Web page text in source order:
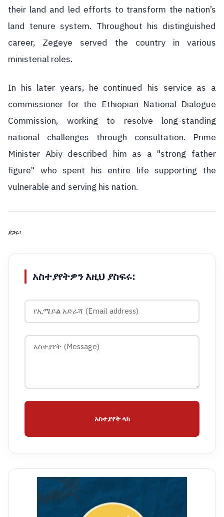
their land and led efforts to transform the nation’s
land tenure system. Throughout his distinguished
career, Zegeye served the country in various
ministerial roles.
In his later years, he continued his service as a
commissioner for the Ethiopian National Dialogue
Commission, working to resolve long-standing
national challenges through consultation. Prime
Minister Abiy described him as a "strong father
figure" who spent his entire life supporting the
vulnerable and serving his nation.
ያጋሩ፡
አስተያየትዎን እዚህ ያስፍሩ:
አስተያየት ላክ